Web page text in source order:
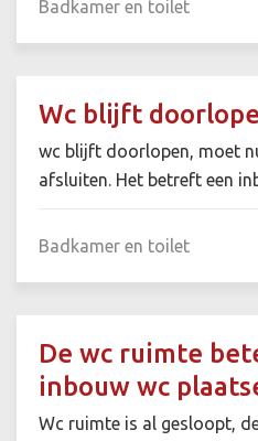
Badkamer en toilet
Wc blijft
wc blijft doorlopen, moet
afsluiten. Het betreft een
Badkamer en toilet
De wc ruimte
inbouw wc
Wc ruimte is al gesloopt,